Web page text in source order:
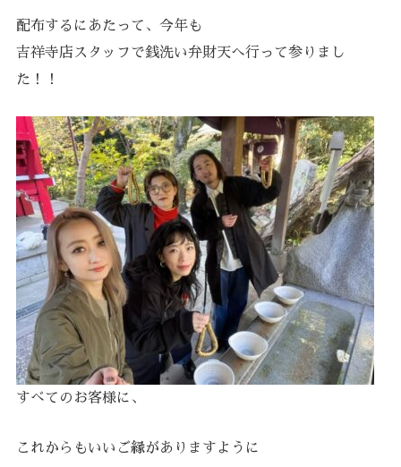
配布するにあたって、今年も
吉祥寺店スタッフで銭洗い弁財天へ行って参りまし
た！！
すべてのお客様に、
これからもいいご縁がありますように